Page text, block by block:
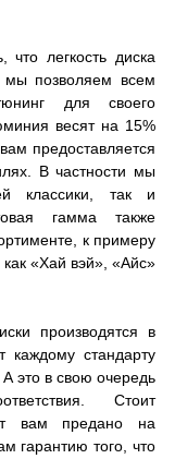
что легкость диска
мы позволяем всем
для своего
весят на 15%
предоставляется
В частности мы
классики, так и
гамма также
к примеру
«Хай вэй», «Айс»
производятся в
каждому стандарту
это в свою очередь
Стоит
вам предано на
гарантию того, что